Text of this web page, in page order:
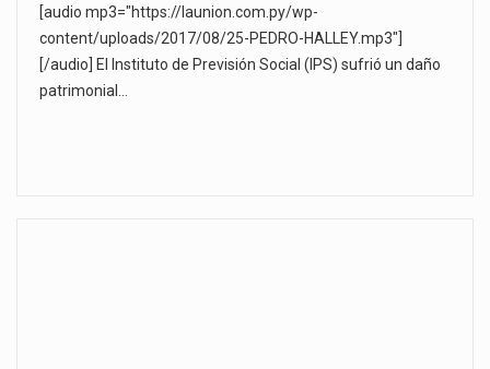
[audio mp3="https://launion.com.py/wp-
content/uploads/2017/08/25-PEDRO-HALLEY.mp3"]
[/audio] El Instituto de Previsión Social (IPS) sufrió un daño
patrimonial…